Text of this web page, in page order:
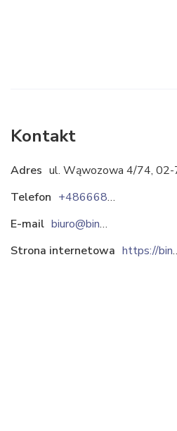
Kontakt
Adres ul. Wąwozowa 4/74,
Telefon
+48666828990
E-mail
biuro@bina.com.pl
Strona internetowa